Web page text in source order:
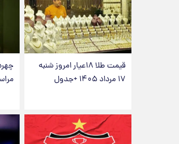
قیمت طلا ۱۸عیار امروز شنبه
۱۷ مرداد ۱۴۰۵ +جدول